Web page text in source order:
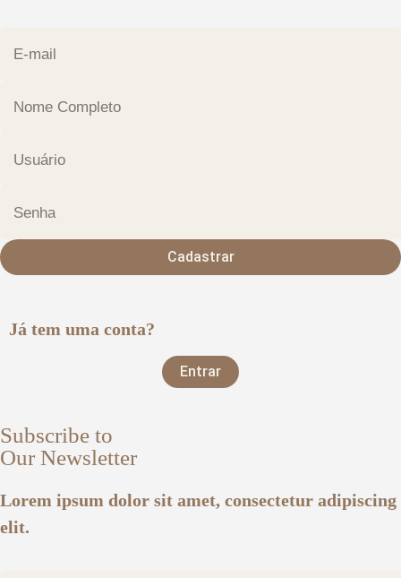
Cadastrar
Já tem uma conta?
Entrar
Subscribe to
Our Newsletter
Lorem ipsum dolor sit amet, consectetur adipiscing
elit.